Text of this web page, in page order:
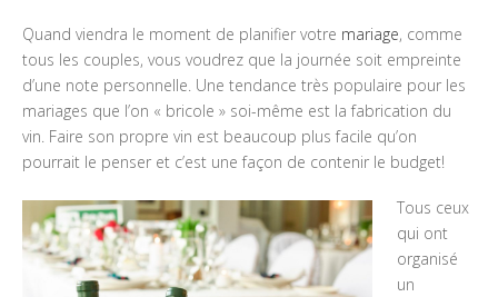
Quand viendra le moment de planifier votre mariage, comme
tous les couples, vous voudrez que la journée soit empreinte
d’une note personnelle. Une tendance très populaire pour les
mariages que l’on « bricole » soi-même est la fabrication du
vin. Faire son propre vin est beaucoup plus facile qu’on
pourrait le penser et c’est une façon de contenir le budget!
Tous ceux
qui ont
organisé
un